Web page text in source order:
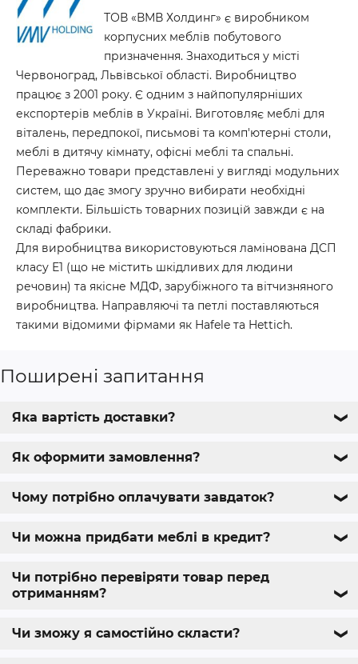
ТОВ «ВМВ Холдинг» є виробником
корпусних меблів побутового
призначення. Знаходиться у місті
Червоноград, Львівської області. Виробництво
працює з 2001 року. Є одним з найпопулярніших
експортерів меблів в Україні. Виготовляє меблі для
віталень, передпокої, письмові та комп'ютерні столи,
меблі в дитячу кімнату, офісні меблі та спальні.
Переважно товари представлені у вигляді модульних
систем, що дає змогу зручно вибирати необхідні
комплекти. Більшість товарних позицій завжди є на
складі фабрики.
Для виробництва використовуються ламінована ДСП
класу Е1 (що не містить шкідливих для людини
речовин) та якісне МДФ, зарубіжного та вітчизняного
виробництва. Направляючі та петлі поставляються
такими відомими фірмами як Hafele та Hettich.
Поширені запитання
Яка вартість доставки? ❯
Як оформити замовлення? ❯
Чому потрібно оплачувати завдаток? ❯
Чи можна придбати меблі в кредит? ❯
Чи потрібно перевіряти товар перед
отриманням?
❯
Чи зможу я самостійно скласти? ❯